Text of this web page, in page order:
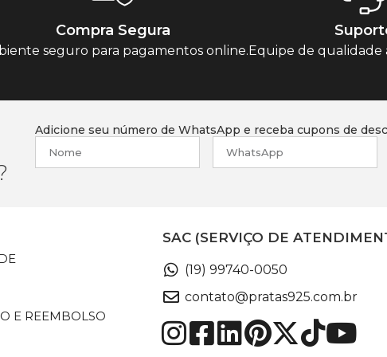
Compra Segura
seguro para pagamentos online. Equipe de qualidade
Adicione seu número de WhatsApp e receba cupons de
E REEMBOLSO
SAC (SERVIÇO DE
(19) 99740-0050
contato@pratas925.com.br